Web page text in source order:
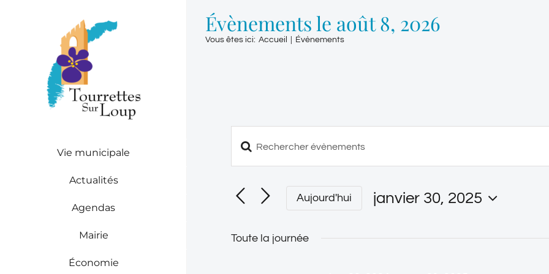
Vie municipale
Actualités
Agendas
Mairie
Économie
Évènements le août 8, 2026
Vous êtes ici: Accueil Évènements
Recherche
navigation
de
Saisir
Rechercher
Évènements
mot-
Aujourd'hui
janvier 30, 2025
une
Toute la journée